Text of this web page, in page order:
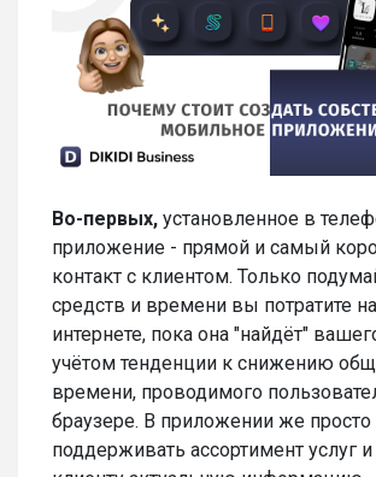
Во-первых, установленное в
приложение - прямой и самый
контакт с клиентом. Только
средств и времени вы потратите
интернете, пока она "найдёт"
учётом тенденции к снижению
времени, проводимого
браузере. В приложении же
поддерживать ассортимент услуг и